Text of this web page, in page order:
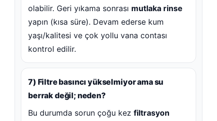
olabilir. Geri yıkama sonrası mutlaka rinse
yapın (kısa süre). Devam ederse kum
yaşı/kalitesi ve çok yollu vana contası
kontrol edilir.
7) Filtre basıncı yükselmiyor ama su
berrak değil; neden?
Bu durumda sorun çoğu kez filtrasyon